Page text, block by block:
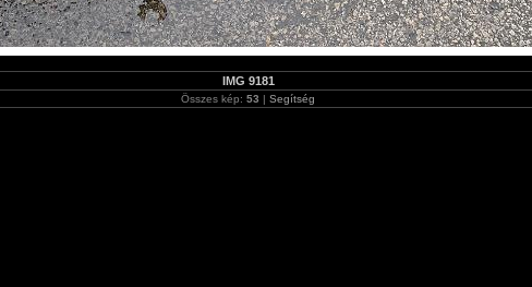
IMG 9181
Összes kép:53 |Segítség